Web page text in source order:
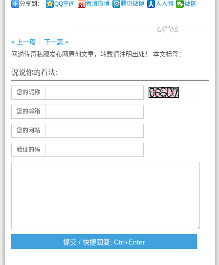
分享到： QQ空间 新浪微博 腾讯微博 人人网 微信
« 上一篇
下一篇 »
网通传奇私服发布网原创文章，转载请注明出处！ 本文标签：
说说你的看法:
您的昵称
您的邮箱
您的网站
验证的码